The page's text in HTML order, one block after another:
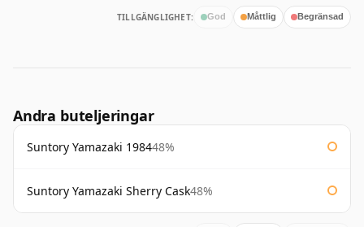
TILLGÄNGLIGHET: God Måttlig Begränsad
Andra buteljeringar
Suntory Yamazaki 198448%
Suntory Yamazaki Sherry Cask48%